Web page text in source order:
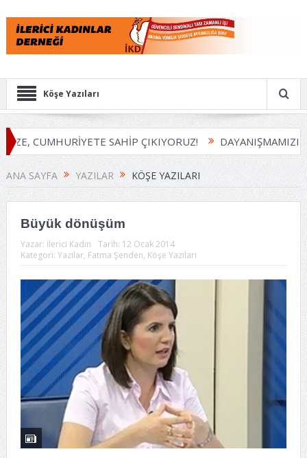
Köşe Yazıları
CUMHURİYETE SAHİP ÇIKIYORUZ! DAYANIŞMAMIZI
ANA SAYFA YAZILAR KÖŞE YAZILARI
Büyük dönüşüm
Yazar: İlerici Kadın Tarih: 12 Ocak 2014
Kategori: Yazılar, Fatma Şenden, Köşe Yazıları